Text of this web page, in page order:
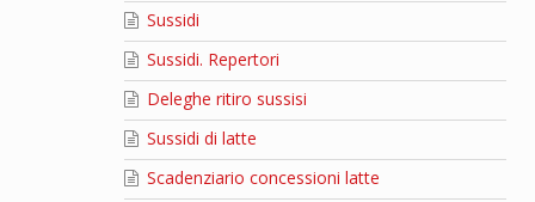
Sussidi
Sussidi. Repertori
Deleghe ritiro sussisi
Sussidi di latte
Scadenziario concessioni latte